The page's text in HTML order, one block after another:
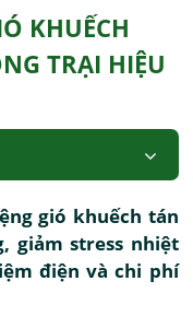
KHUẾCH
TRẠI HIỆU
gió khuếch tán
giảm stress nhiệt
điện và chi phí